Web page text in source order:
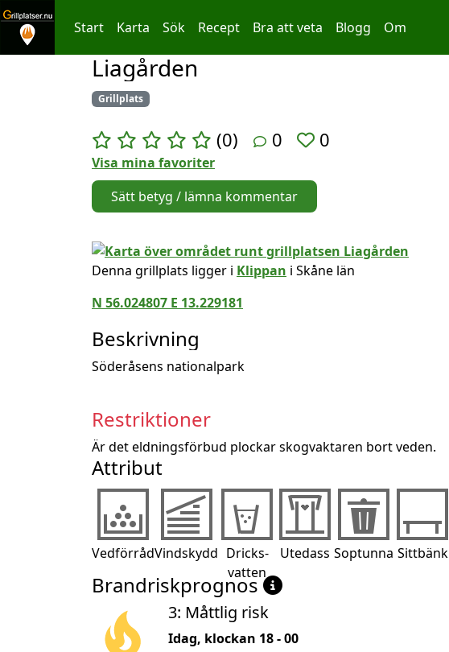
Hoppa till innehållet
Start Karta Sök Recept Bra att veta Blogg Om
Liagården
Grillplats
(0) 0 0
Visa mina favoriter
Sätt betyg / lämna kommentar
Denna grillplats ligger i Klippan i Skåne län
N 56.024807 E 13.229181
Beskrivning
Söderåsens nationalpark
Restriktioner
Är det eldningsförbud plockar skogvaktaren bort veden.
Attribut
VedförrådVindskydd Dricks-
vatten
Utedass Soptunna Sittbänk
Brandriskprognos
3: Måttlig risk
Idag, klockan 18 - 00